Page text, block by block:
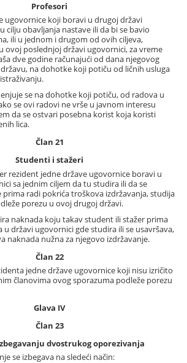
Profesori
ugovornice koji boravi u drugoj državi
cilju obavljanja nastave ili da bi se bavio
ili u jednom i drugom od ovih ciljeva,
ovoj poslednjoj državi ugovornici, za vreme
dve godine računajući od dana njegovog
na dohotke koji potiču od ličnih usluga
se na dohotke koji potiču, od radova u
se ovi radovi ne vrše u javnom interesu
da se ostvari posebna korist koja koristi
lica.
Član 21
Studenti i stažeri
rezident jedne države ugovornice boravi u
sa jednim ciljem da tu studira ili da se
prima radi pokrića troškova izdržavanja, studija
porezu u ovoj drugoj državi.
naknada koju takav student ili stažer prima
u državi ugovornici gde studira ili se usavršava,
naknada nužna za njegovo izdržavanje.
Član 22
jedne države ugovornice koji nisu izričito
članovima ovog sporazuma podleže porezu
Glava IV
Član 23
dvostrukog oporezivanja
se izbegava na sledeći način: